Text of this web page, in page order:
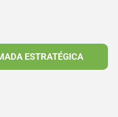
ESTRATÉGICA